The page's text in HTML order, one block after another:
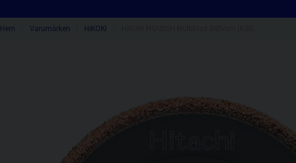
Hem Varumärken HiKOKI